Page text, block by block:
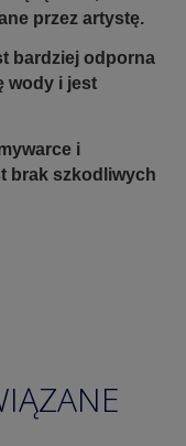
przez artystę.
bardziej odporna
wody i jest
i
brak szkodliwych